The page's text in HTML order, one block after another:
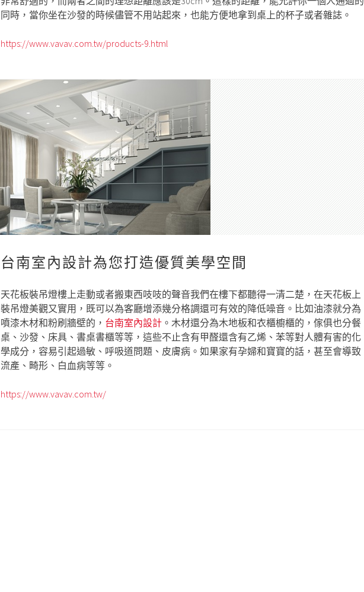
同時，當你坐在沙發的時候儘管不用站起來，也能方便地拿到桌上的杯子或者雜誌。
https://www.vavav.com.tw/products-9.html
台南室內設計為您打造優質美學空間
天花板裝吊燈樓上走動或者搬東西吱吱的聲音我們在樓下都聽得一清二楚，在天花板上
裝吊燈美觀又實用，既可以為客廳增添幾分格調還可有效的降低噪音。比如油漆就分為
噴漆木材和粉刷牆壁的， 台南室內設計 。木材還分為木地板和衣櫃櫥櫃的，傢俱也分餐
桌、沙發、床具、書桌書櫃等等，這些不止含有甲醛還含有乙烯、苯等對人體有害的化
學成分，容易引起過敏、呼吸道問題、皮膚病。如果家有孕婦和寶寶的話，甚至會導致
流產、畸形、白血病等等。
https://www.vavav.com.tw/